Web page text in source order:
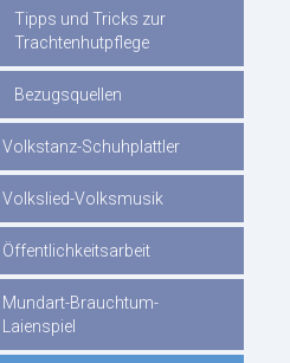
Tipps und Tricks zur
Trachtenhutpflege
Bezugsquellen
Volkstanz-Schuhplattler
Volkslied-Volksmusik
Öffentlichkeitsarbeit
Mundart-Brauchtum-
Laienspiel